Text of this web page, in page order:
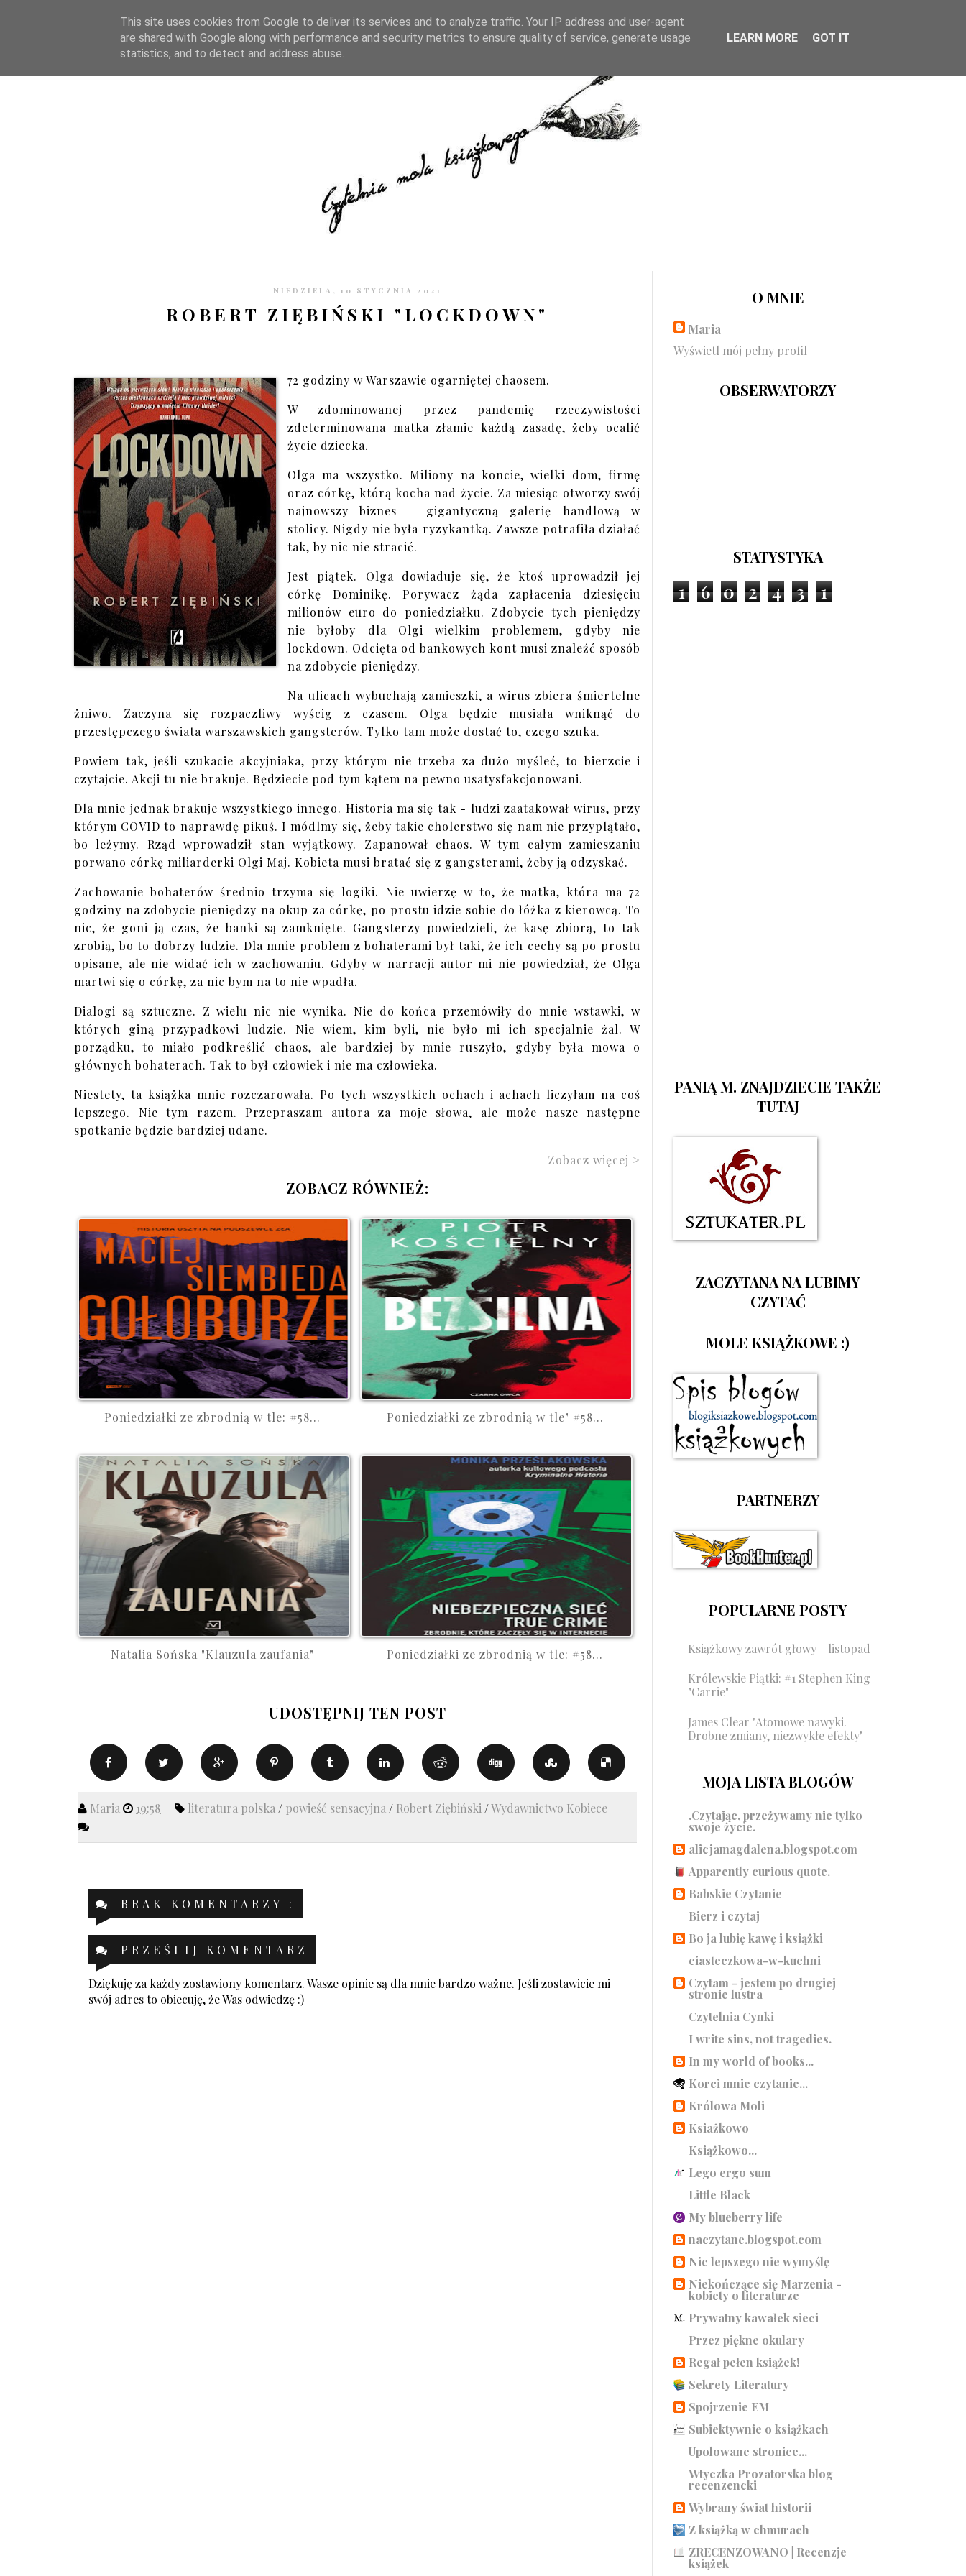
STRONA GŁÓWNA WSPÓŁPRACA RECENZJE O STRONIE KONTAKT CZYTELNIA PO GODZINACH
NIEDZIELA, 10 STYCZNIA 2021
ROBERT ZIĘBIŃSKI "LOCKDOWN"
72 godziny w Warszawie ogarniętej chaosem.
W zdominowanej przez pandemię rzeczywistości
zdeterminowana matka złamie każdą zasadę, żeby ocalić
życie dziecka.
Olga ma wszystko. Miliony na koncie, wielki dom, firmę
oraz córkę, którą kocha nad życie. Za miesiąc otworzy swój
najnowszy biznes – gigantyczną galerię handlową w
stolicy. Nigdy nie była ryzykantką. Zawsze potrafiła działać
tak, by nic nie stracić.
Jest piątek. Olga dowiaduje się, że ktoś uprowadził jej
córkę Dominikę. Porywacz żąda zapłacenia dziesięciu
milionów euro do poniedziałku. Zdobycie tych pieniędzy
nie byłoby dla Olgi wielkim problemem, gdyby nie
lockdown. Odcięta od bankowych kont musi znaleźć sposób
na zdobycie pieniędzy.
Na ulicach wybuchają zamieszki, a wirus zbiera śmiertelne
żniwo. Zaczyna się rozpaczliwy wyścig z czasem. Olga będzie musiała wniknąć do
przestępczego świata warszawskich gangsterów. Tylko tam może dostać to, czego szuka.
Powiem tak, jeśli szukacie akcyjniaka, przy którym nie trzeba za dużo myśleć, to bierzcie i
czytajcie. Akcji tu nie brakuje. Będziecie pod tym kątem na pewno usatysfakcjonowani.
Dla mnie jednak brakuje wszystkiego innego. Historia ma się tak - ludzi zaatakował wirus, przy
którym COVID to naprawdę pikuś. I módlmy się, żeby takie cholerstwo się nam nie przyplątało,
bo leżymy. Rząd wprowadził stan wyjątkowy. Zapanował chaos. W tym całym zamieszaniu
porwano córkę miliarderki Olgi Maj. Kobieta musi bratać się z gangsterami, żeby ją odzyskać.
Zachowanie bohaterów średnio trzyma się logiki. Nie uwierzę w to, że matka, która ma 72
godziny na zdobycie pieniędzy na okup za córkę, po prostu idzie sobie do łóżka z kierowcą. To
nic, że goni ją czas, że banki są zamknięte. Gangsterzy powiedzieli, że kasę zbiorą, to tak
zrobią, bo to dobrzy ludzie. Dla mnie problem z bohaterami był taki, że ich cechy są po prostu
opisane, ale nie widać ich w zachowaniu. Gdyby w narracji autor mi nie powiedział, że Olga
martwi się o córkę, za nic bym na to nie wpadła.
Dialogi są sztuczne. Z wielu nic nie wynika. Nie do końca przemówiły do mnie wstawki, w
których giną przypadkowi ludzie. Nie wiem, kim byli, nie było mi ich specjalnie żal. W
porządku, to miało podkreślić chaos, ale bardziej by mnie ruszyło, gdyby była mowa o
głównych bohaterach. Tak to był człowiek i nie ma człowieka.
Niestety, ta książka mnie rozczarowała. Po tych wszystkich ochach i achach liczyłam na coś
lepszego. Nie tym razem. Przepraszam autora za moje słowa, ale może nasze następne
spotkanie będzie bardziej udane.
Zobacz więcej >
ZOBACZ RÓWNIEŻ:
Poniedziałki ze zbrodnią w tle: #58... Poniedziałki ze zbrodnią w tle" #58...
Natalia Sońska "Klauzula zaufania" Poniedziałki ze zbrodnią w tle: #58...
UDOSTĘPNIJ TEN POST
Maria 19:58 literatura polska / powieść sensacyjna / Robert Ziębiński /Wydawnictwo Kobiece
BRAK KOMENTARZY :
PRZEŚLIJ KOMENTARZ
Dziękuję za każdy zostawiony komentarz. Wasze opinie są dla mnie bardzo ważne. Jeśli zostawicie mi
swój adres to obiecuję, że Was odwiedzę :)
O MNIE
Maria
Wyświetl mój pełny profil
OBSERWATORZY
STATYSTYKA
1 6 0 2 4 3 1
PANIĄ M. ZNAJDZIECIE TAKŻE
TUTAJ
ZACZYTANA NA LUBIMY
CZYTAĆ
MOLE KSIĄŻKOWE :)
PARTNERZY
POPULARNE POSTY
Książkowy zawrót głowy - listopad
Królewskie Piątki: #1 Stephen King
"Carrie"
James Clear "Atomowe nawyki.
Drobne zmiany, niezwykłe efekty"
MOJA LISTA BLOGÓW
.Czytając, przeżywamy nie tylko
swoje życie.
alicjamagdalena.blogspot.com
Apparently curious quote.
Babskie Czytanie
Bierz i czytaj
Bo ja lubię kawę i książki
ciasteczkowa-w-kuchni
Czytam - jestem po drugiej
stronie lustra
Czytelnia Cynki
I write sins, not tragedies.
In my world of books...
Korci mnie czytanie...
Królowa Moli
Ksiażkowo
Książkowo...
Lego ergo sum
Little Black
My blueberry life
naczytane.blogspot.com
Nic lepszego nie wymyślę
Niekończące się Marzenia -
kobiety o literaturze
Prywatny kawałek sieci
Przez piękne okulary
Regał pełen książek!
Sekrety Literatury
Spojrzenie EM
Subiektywnie o książkach
Upolowane stronice...
Wtyczka Prozatorska blog
recenzencki
Wybrany świat historii
Z książką w chmurach
ZRECENZOWANO | Recenzje
książek
This site uses cookies from Google to deliver its services and to analyze traffic. Your IP address and user-agent
are shared with Google along with performance and security metrics to ensure quality of service, generate usage
statistics, and to detect and address abuse.
LEARN MORE GOT IT